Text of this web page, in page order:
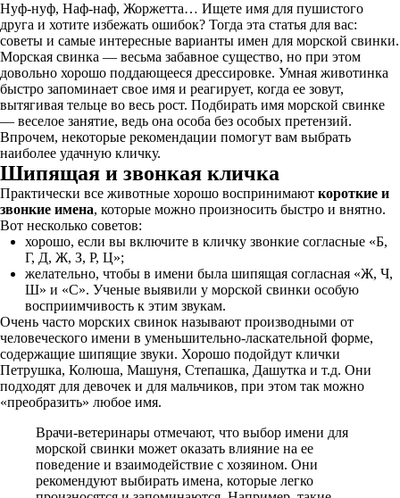
Нуф-нуф, Наф-наф, Жоржетта… Ищете имя для пушистого
друга и хотите избежать ошибок? Тогда эта статья для вас:
советы и самые интересные варианты имен для морской свинки.
Морская свинка — весьма забавное существо, но при этом
довольно хорошо поддающееся дрессировке. Умная животинка
быстро запоминает свое имя и реагирует, когда ее зовут,
вытягивая тельце во весь рост. Подбирать имя морской свинке
— веселое занятие, ведь она особа без особых претензий.
Впрочем, некоторые рекомендации помогут вам выбрать
наиболее удачную кличку.
Шипящая и звонкая кличка
Практически все животные хорошо воспринимают короткие и
звонкие имена, которые можно произносить быстро и внятно.
Вот несколько советов:
хорошо, если вы включите в кличку звонкие согласные «Б,
Г, Д, Ж, З, Р, Ц»;
желательно, чтобы в имени была шипящая согласная «Ж, Ч,
Ш» и «С». Ученые выявили у морской свинки особую
восприимчивость к этим звукам.
Очень часто морских свинок называют производными от
человеческого имени в уменьшительно-ласкательной форме,
содержащие шипящие звуки. Хорошо подойдут клички
Петрушка, Колюша, Машуня, Степашка, Дашутка и т.д. Они
подходят для девочек и для мальчиков, при этом так можно
«преобразить» любое имя.
Врачи-ветеринары отмечают, что выбор имени для
морской свинки может оказать влияние на ее
поведение и взаимодействие с хозяином. Они
рекомендуют выбирать имена, которые легко